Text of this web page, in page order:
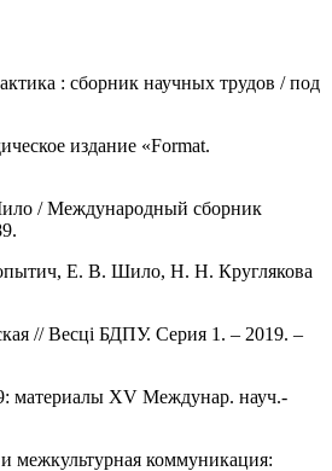
: сборник научных трудов / под
издание «Format.
/ Международный сборник
Е. В. Шило, Н. Н. Круглякова
// Весці БДПУ. Серия 1. – 2019. –
материалы XV Междунар. науч.-
межкультурная коммуникация: